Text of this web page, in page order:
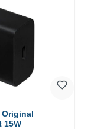
Original
15W